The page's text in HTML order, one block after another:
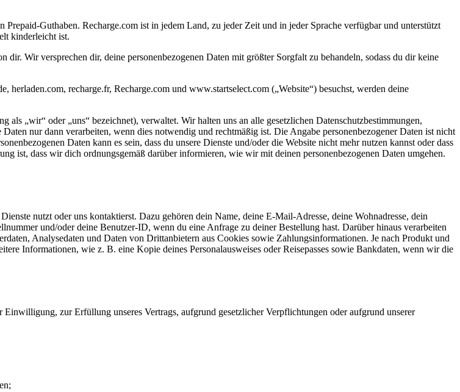
Guthaben. Recharge.com ist in jedem Land, zu jeder Zeit und in jeder Sprache verfügbar und unterstützt
kinderleicht ist.
Wir versprechen dir, deine personenbezogenen Daten mit größter Sorgfalt zu behandeln, sodass du dir keine
herladen.com, recharge.fr, Recharge.com und www.startselect.com („Website“) besuchst, werden deine
„wir“ oder „uns“ bezeichnet), verwaltet. Wir halten uns an alle gesetzlichen Datenschutzbestimmungen,
nur dann verarbeiten, wenn dies notwendig und rechtmäßig ist. Die Angabe personenbezogener Daten ist nicht
Daten kann es sein, dass du unsere Dienste und/oder die Website nicht mehr nutzen kannst oder dass
ist, dass wir dich ordnungsgemäß darüber informieren, wie wir mit deinen personenbezogenen Daten umgehen.
nutzt oder uns kontaktierst. Dazu gehören dein Name, deine E-Mail-Adresse, deine Wohnadresse, dein
und/oder deine Benutzer-ID, wenn du eine Anfrage zu deiner Bestellung hast. Darüber hinaus verarbeiten
Analysedaten und Daten von Drittanbietern aus Cookies sowie Zahlungsinformationen. Je nach Produkt und
Informationen, wie z. B. eine Kopie deines Personalausweises oder Reisepasses sowie Bankdaten, wenn wir die
zur Erfüllung unseres Vertrags, aufgrund gesetzlicher Verpflichtungen oder aufgrund unserer